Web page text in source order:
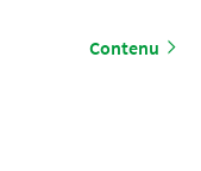
Contenu